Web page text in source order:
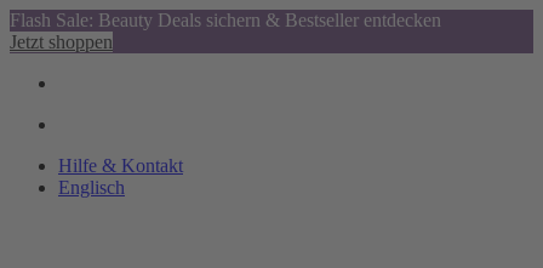
Flash Sale: Beauty Deals sichern & Bestseller entdecken
Jetzt shoppen
Hilfe & Kontakt
Englisch